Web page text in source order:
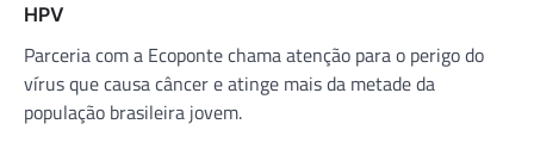
HPV
Parceria com a Ecoponte chama atenção para o perigo do
vírus que causa câncer e atinge mais da metade da
população brasileira jovem.